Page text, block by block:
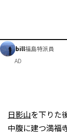
bill福島特派員
AD
日影山を下りた
中腹に建つ満福